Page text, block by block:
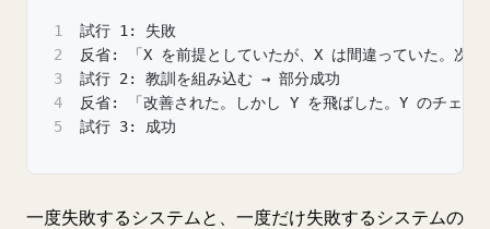
1
試行 1: 失敗
2
反省: 「X を前提としていたが、X は間違っていた。次
3
試行 2: 教訓を組み込む → 部分成功
4
反省: 「改善された。しかし Y を飛ばした。Y のチェッ
5
試行 3: 成功
一度失敗するシステムと、一度だけ失敗するシステムの